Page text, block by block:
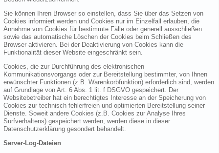
Sie können Ihren Browser so einstellen, dass Sie über das Setzen von
Cookies informiert werden und Cookies nur im Einzelfall erlauben, die
Annahme von Cookies für bestimmte Fälle oder generell ausschließen
sowie das automatische Löschen der Cookies beim Schließen des
Browser aktivieren. Bei der Deaktivierung von Cookies kann die
Funktionalität dieser Website eingeschränkt sein.
Cookies, die zur Durchführung des elektronischen
Kommunikationsvorgangs oder zur Bereitstellung bestimmter, von Ihnen
erwünschter Funktionen (z.B. Warenkorbfunktion) erforderlich sind, werden
auf Grundlage von Art. 6 Abs. 1 lit. f DSGVO gespeichert. Der
Websitebetreiber hat ein berechtigtes Interesse an der Speicherung von
Cookies zur technisch fehlerfreien und optimierten Bereitstellung seiner
Dienste. Soweit andere Cookies (z.B. Cookies zur Analyse Ihres
Surfverhaltens) gespeichert werden, werden diese in dieser
Datenschutzerklärung gesondert behandelt.
Server-Log-Dateien